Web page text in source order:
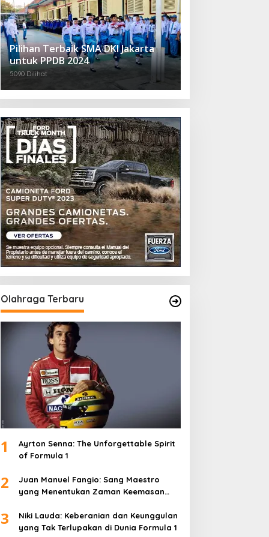
Pilihan Terbaik SMA DKI Jakarta
untuk PPDB 2024
5090 Dilihat
Olahraga Terbaru
1
Ayrton Senna: The Unforgettable Spirit
of Formula 1
2
Juan Manuel Fangio: Sang Maestro
yang Menentukan Zaman Keemasan
3
Niki Lauda: Keberanian dan Keunggulan
yang Tak Terlupakan di Dunia Formula 1